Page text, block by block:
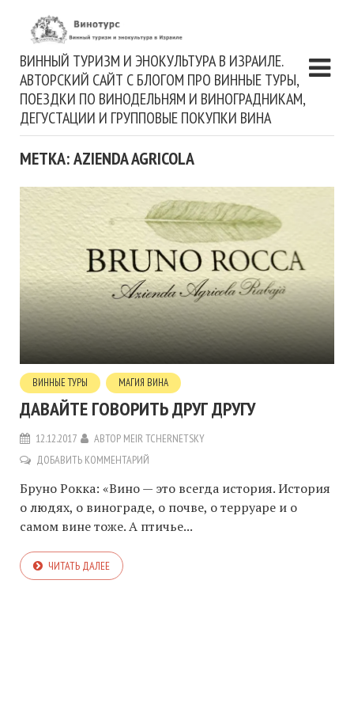
ВИННЫЙ ТУРИЗМ И ЭНОКУЛЬТУРА В ИЗРАИЛЕ.
АВТОРСКИЙ САЙТ С БЛОГОМ ПРО ВИННЫЕ ТУРЫ,
ПОЕЗДКИ ПО ВИНОДЕЛЬНЯМ И ВИНОГРАДНИКАМ,
ДЕГУСТАЦИИ И ГРУППОВЫЕ ПОКУПКИ ВИНА
МЕТКА: AZIENDA AGRICOLA
ВИННЫЕ ТУРЫ МАГИЯ ВИНА
ДАВАЙТЕ ГОВОРИТЬ ДРУГ ДРУГУ
12.12.2017 АВТОР MEIR TCHERNETSKY
ДОБАВИТЬ КОММЕНТАРИЙ
Бруно Рокка: «Вино — это всегда история. История
о людях, о винограде, о почве, о терруаре и о
самом вине тоже. А птичье...
ЧИТАТЬ ДАЛЕЕ